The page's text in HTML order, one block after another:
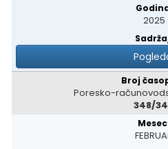
2025
Poresko-
348/